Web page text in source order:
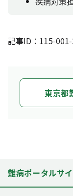
記事ID：115-
東京都
難病ポータルサ